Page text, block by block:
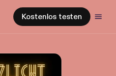
Kostenlos testen